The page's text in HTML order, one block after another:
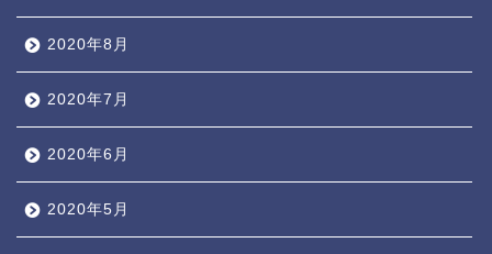
2020年8月
2020年7月
2020年6月
2020年5月